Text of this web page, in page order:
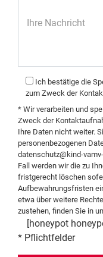
Ihre Nachricht
Ich bestätige die
zum Zweck der
* Wir verarbeiten und
Zweck der
Ihre Daten nicht weiter.
personenbezogenen
datenschutz@kind-
Fall werden wir die zu
fristgerecht löschen
Aufbewahrungsfristen
etwa über weitere
zustehen, finden Sie in
[honeypot
* Pflichtfelder